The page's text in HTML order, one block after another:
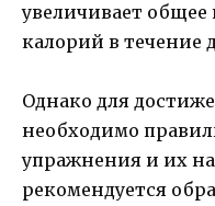
увеличивает
калорий в течение
Однако для
необходимо
упражнения и их
рекомендуется